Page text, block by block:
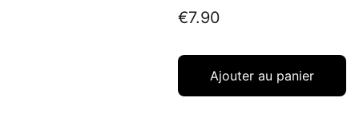
€7.90
Ajouter au panier